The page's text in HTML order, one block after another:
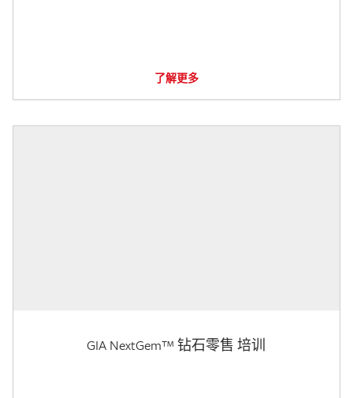
了解更多
GIA NextGem™ 钻石零售 培训